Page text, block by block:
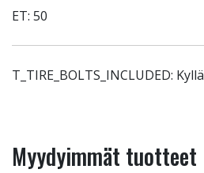
ET: 50
T_TIRE_BOLTS_INCLUDED: Kyllä
Myydyimmät tuotteet